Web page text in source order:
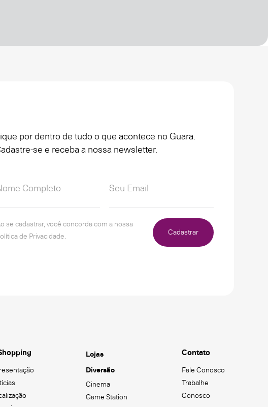
por dentro de tudo o que acontece no Guara.
se e receba a nossa newsletter.
se cadastrar, você concorda com a nossa
de Privacidade.
Cadastrar
Lojas
Diversão
Cinema
Game Station
Contato
Fale Conosco
Trabalhe
Conosco